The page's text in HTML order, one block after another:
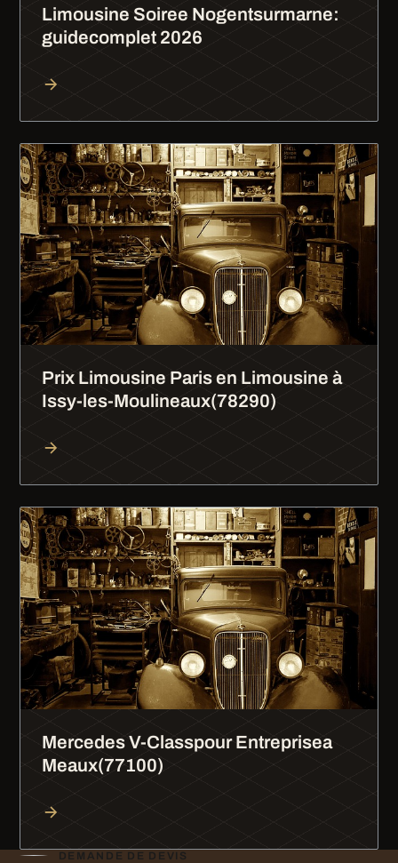
Limousine Soiree Nogentsurmarne:
guidecomplet 2026
Prix Limousine Paris en Limousine à
Issy-les-Moulineaux(78290)
Mercedes V-Classpour Entreprisea
Meaux(77100)
DEMANDE DE DEVIS